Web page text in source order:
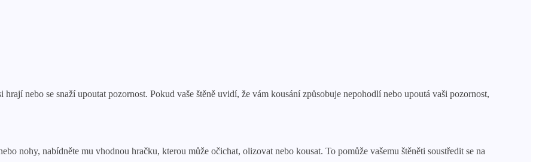
nebo se snaží upoutat pozornost. Pokud vaše štěně uvidí, že vám kousání způsobuje nepohodlí nebo upoutá vaši pozornost,
nohy, nabídněte mu vhodnou hračku, kterou může očichat, olizovat nebo kousat. To pomůže vašemu štěněti soustředit se na